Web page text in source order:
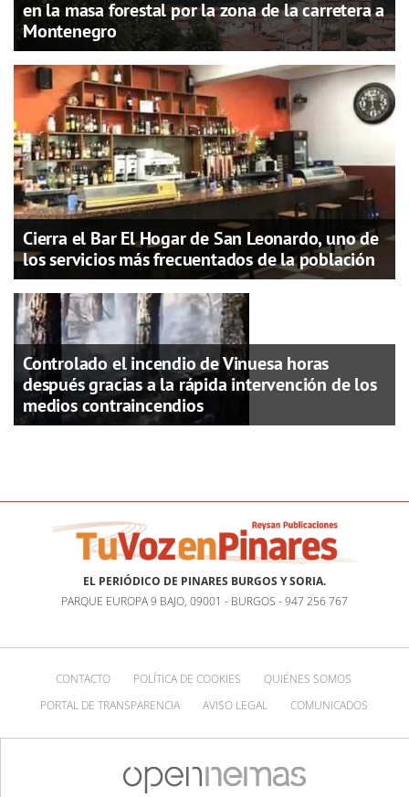
en la masa forestal por la zona de la carretera a
Montenegro
Cierra el Bar El Hogar de San Leonardo, uno de
los servicios más frecuentados de la población
Controlado el incendio de Vinuesa horas
después gracias a la rápida intervención de los
medios contraincendios
EL PERIÓDICO DE PINARES BURGOS Y SORIA.
PARQUE EUROPA 9 BAJO, 09001 - BURGOS - 947 256 767
CONTACTO POLÍTICA DE COOKIES
QUIÉNES SOMOS
PORTAL DE TRANSPARENCIA
AVISO LEGAL COMUNICADOS